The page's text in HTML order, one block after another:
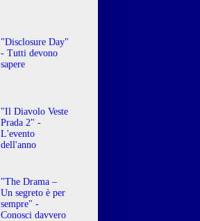
"Disclosure Day"
- Tutti devono
sapere
"Il Diavolo Veste
Prada 2" -
L'evento
dell'anno
"The Drama –
Un segreto è per
sempre" -
Conosci davvero